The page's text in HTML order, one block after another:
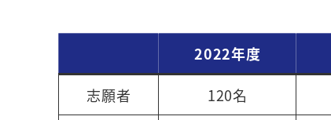
2022年度
志願者 120名